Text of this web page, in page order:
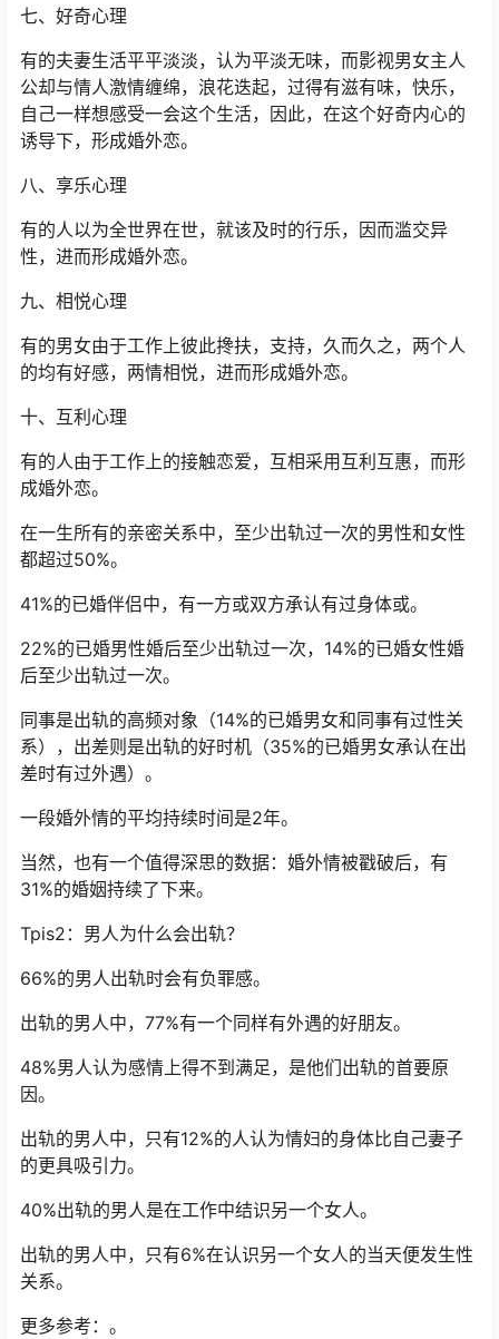
七、好奇心理
有的夫妻生活平平淡淡，认为平淡无味，而影视男女主人
公却与情人激情缠绵，浪花迭起，过得有滋有味，快乐，
自己一样想感受一会这个生活，因此，在这个好奇内心的
诱导下，形成婚外恋。
八、享乐心理
有的人以为全世界在世，就该及时的行乐，因而滥交异
性，进而形成婚外恋。
九、相悦心理
有的男女由于工作上彼此搀扶，支持，久而久之，两个人
的均有好感，两情相悦，进而形成婚外恋。
十、互利心理
有的人由于工作上的接触恋爱，互相采用互利互惠，而形
成婚外恋。
在一生所有的亲密关系中，至少出轨过一次的男性和女性
都超过50%。
41%的已婚伴侣中，有一方或双方承认有过身体或。
22%的已婚男性婚后至少出轨过一次，14%的已婚女性婚
后至少出轨过一次。
同事是出轨的高频对象（14%的已婚男女和同事有过性关
系），出差则是出轨的好时机（35%的已婚男女承认在出
差时有过外遇）。
一段婚外情的平均持续时间是2年。
当然，也有一个值得深思的数据：婚外情被戳破后，有
31%的婚姻持续了下来。
Tpis2：男人为什么会出轨？
66%的男人出轨时会有负罪感。
出轨的男人中，77%有一个同样有外遇的好朋友。
48%男人认为感情上得不到满足，是他们出轨的首要原
因。
出轨的男人中，只有12%的人认为情妇的身体比自己妻子
的更具吸引力。
40%出轨的男人是在工作中结识另一个女人。
出轨的男人中，只有6%在认识另一个女人的当天便发生性
关系。
更多参考：。